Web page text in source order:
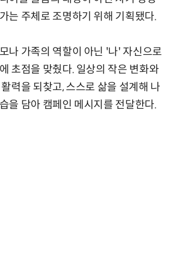
는 주체로 조명하기 위해 기획됐다.
나 가족의 역할이 아닌 '나' 자신으로
초점을 맞췄다. 일상의 작은 변화와
력을 되찾고, 스스로 삶을 설계해 나
을 담아 캠페인 메시지를 전달한다.